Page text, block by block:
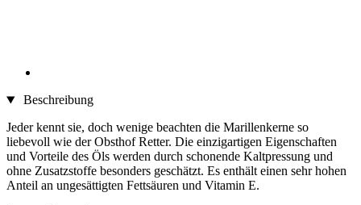
Beschreibung
Jeder kennt sie, doch wenige beachten die Marillenkerne so
liebevoll wie der Obsthof Retter. Die einzigartigen Eigenschaften
und Vorteile des Öls werden durch schonende Kaltpressung und
ohne Zusatzstoffe besonders geschätzt. Es enthält einen sehr hohen
Anteil an ungesättigten Fettsäuren und Vitamin E.